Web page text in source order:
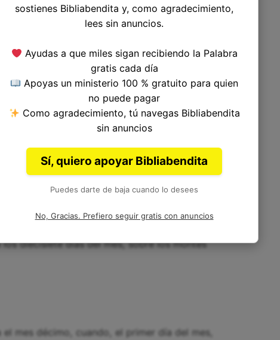
cataratas de los cielos; y la lluvia de los
la tierra; y se retiraron las aguas al cabo
los diecisiete días del mes, sobre los montes
el mes décimo, cuando, el primer día del mes,
sostienes Bibliabendita y, como agradecimiento,
lees sin anuncios.
Ayudas a que miles sigan recibiendo la Palabra
gratis cada día
Apoyas un ministerio 100 % gratuito para quien
no puede pagar
Como agradecimiento, tú navegas Bibliabendita
sin anuncios
Sí, quiero apoyar Bibliabendita
Puedes darte de baja cuando lo desees
No, Gracias. Prefiero seguir gratis con anuncios